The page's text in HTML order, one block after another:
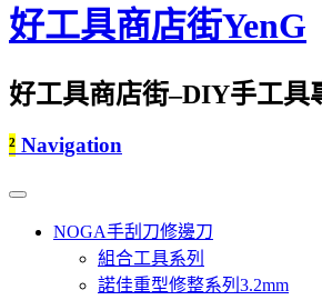
好工具商店街YenG
好工具商店街–DIY手工具
² Navigation
NOGA手刮刀修邊刀
組合工具系列
諾佳重型修整系列3.2mm